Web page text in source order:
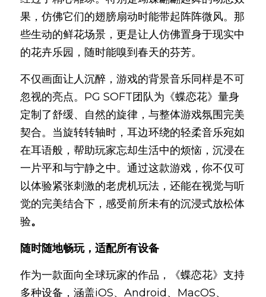
果，仿佛它们的翅膀扇动时能带起阵阵微风。那
些生动的鲜花场景，更是让人仿佛置身于现实中
的花卉乐园，随时能嗅到春天的芬芳。
不仅画面让人沉醉，游戏的背景音乐同样是不可
忽视的亮点。PG SOFT团队为《蝶恋花》量身
定制了舒缓、自然的旋律，与整体游戏氛围完美
契合。当旋转转轴时，耳边环绕的轻柔音乐宛如
在耳语般，帮助玩家忘却生活中的烦恼，沉浸在
一片平和与宁静之中。通过这款游戏，你不仅可
以体验紧张刺激的老虎机玩法，还能在视觉与听
觉的完美结合下，感受前所未有的沉浸式放松体
验。
随时随地畅玩，适配所有设备
作为一款面向全球玩家的作品，《蝶恋花》支持
多种设备，涵盖iOS、Android、MacOS、